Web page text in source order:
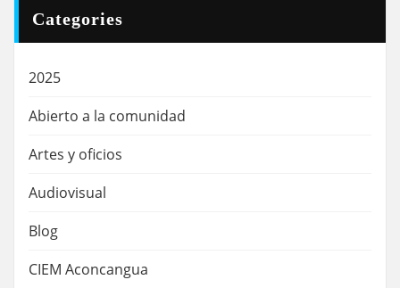
Categories
2025
Abierto a la comunidad
Artes y oficios
Audiovisual
Blog
CIEM Aconcangua